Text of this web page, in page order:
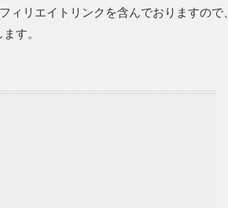
リエイトリンクを含んでおりますので、
す。